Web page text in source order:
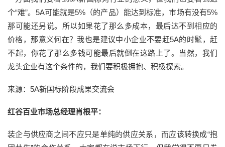
个“难”。5A可能就是5%（的产品）能达到标准，市场有没有5%
那可能还另说。所以如果花了那么多成本，最后达不到相应的
价格，那意义何在？我也是建议中小企业不要赶5A的时髦，赶
不起，你花了那么多钱可能最后就倒在这路上了。当然，我们
龙头企业有这个条件的，我们要积极拥抱、积极探索。
来源：5A新国标阶段成果交流会
红谷百业市场总经理肖根平：
装企与供应商之间不应只是单纯的供应关系，而应该转换成“抱